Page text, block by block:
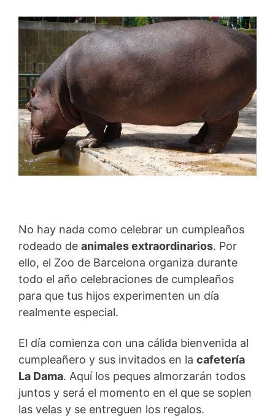
No hay nada como celebrar un cumpleaños
rodeado de animales extraordinarios. Por
ello, el Zoo de Barcelona organiza durante
todo el año celebraciones de cumpleaños
para que tus hijos experimenten un día
realmente especial.
El día comienza con una cálida bienvenida al
cumpleañero y sus invitados en la cafetería
La Dama. Aquí los peques almorzarán todos
juntos y será el momento en el que se soplen
las velas y se entreguen los regalos.